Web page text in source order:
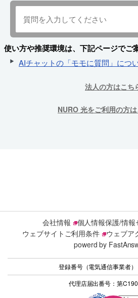
使い方や推奨環境は、下記ページでご
AIチャットの「モモに質問」につ
法人の方はこち
NURO 光をご利用の方
会社情報
個人情報保護/情報
ウェブサイトご利用条件
ウェブア
powerd by
登録番号（電気通信事業者
代理店届出番号：第